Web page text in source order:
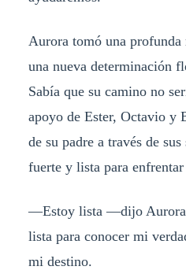
Aurora tomó una
una nueva determinación
Sabía que su camino no
apoyo de Ester, Octavio y
de su padre a través de
fuerte y lista para
—Estoy lista —dijo
lista para conocer mi
mi destino.